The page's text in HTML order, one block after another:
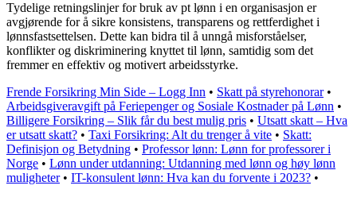
Tydelige retningslinjer for bruk av pt lønn i en organisasjon er
avgjørende for å sikre konsistens, transparens og rettferdighet i
lønnsfastsettelsen. Dette kan bidra til å unngå misforståelser,
konflikter og diskriminering knyttet til lønn, samtidig som det
fremmer en effektiv og motivert arbeidsstyrke.
Frende Forsikring Min Side – Logg Inn • Skatt på styrehonorar•
Arbeidsgiveravgift på Feriepenger og Sosiale Kostnader på Lønn •
Billigere Forsikring – Slik får du best mulig pris • Utsatt skatt – Hva
er utsatt skatt? • Taxi Forsikring: Alt du trenger å vite • Skatt:
Definisjon og Betydning • Professor lønn: Lønn for professorer i
Norge • Lønn under utdanning: Utdanning med lønn og høy lønn
muligheter• IT-konsulent lønn: Hva kan du forvente i 2023? •